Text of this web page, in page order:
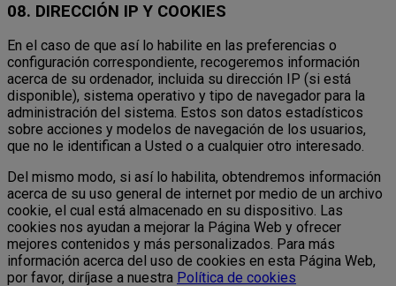
08. DIRECCIÓN IP Y COOKIES
En el caso de que así lo habilite en las preferencias o
configuración correspondiente, recogeremos información
acerca de su ordenador, incluida su dirección IP (si está
disponible), sistema operativo y tipo de navegador para la
administración del sistema. Estos son datos estadísticos
sobre acciones y modelos de navegación de los usuarios,
que no le identifican a Usted o a cualquier otro interesado.
Del mismo modo, si así lo habilita, obtendremos información
acerca de su uso general de internet por medio de un archivo
cookie, el cual está almacenado en su dispositivo. Las
cookies nos ayudan a mejorar la Página Web y ofrecer
mejores contenidos y más personalizados. Para más
información acerca del uso de cookies en esta Página Web,
por favor, diríjase a nuestra Política de cookies